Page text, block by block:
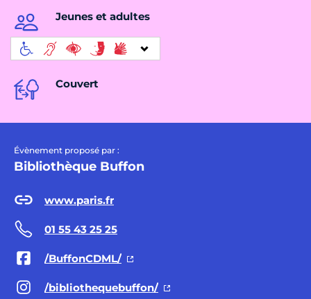
Jeunes et adultes
Couvert
Évènement proposé par :
Bibliothèque Buffon
www.paris.fr
01 55 43 25 25
/BuffonCDML/
/bibliothequebuffon/